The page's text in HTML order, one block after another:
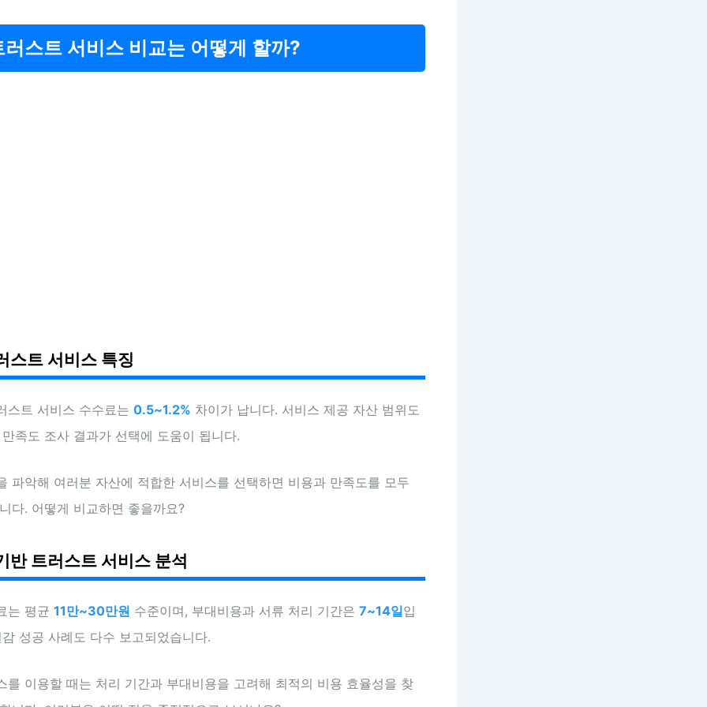
러스트 서비스 비교는 어떻게 할까?
스트 서비스 특징
스트 서비스 수수료는 0.5~1.2% 차이가 납니다. 서비스 제공 자산 범위도
족도 조사 결과가 선택에 도움이 됩니다.
파악해 여러분 자산에 적합한 서비스를 선택하면 비용과 만족도를 모두
다. 어떻게 비교하면 좋을까요?
반 트러스트 서비스 분석
는 평균 11만~30만원 수준이며, 부대비용과 서류 처리 기간은 7~14일입
성공 사례도 다수 보고되었습니다.
를 이용할 때는 처리 기간과 부대비용을 고려해 최적의 비용 효율성을 찾